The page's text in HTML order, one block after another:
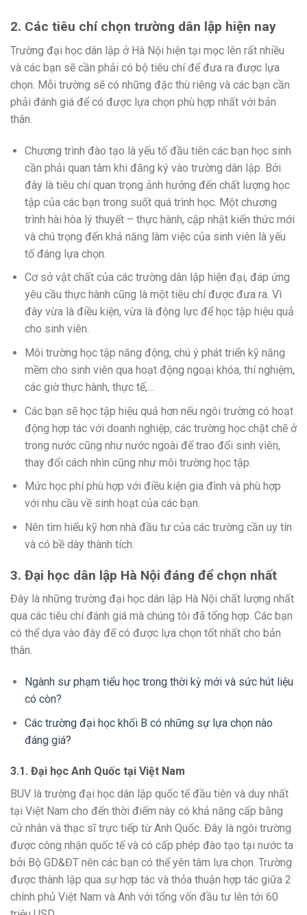
2. Các tiêu chí chọn trường dân lập hiện nay
Trường đại học dân lập ở Hà Nội hiện tại mọc lên rất nhiều
và các bạn sẽ cần phải có bộ tiêu chí để đưa ra được lựa
chọn. Mỗi trường sẽ có những đặc thù riêng và các bạn cần
phải đánh giá để có được lựa chọn phù hợp nhất với bản
thân.
Chương trình đào tạo là yếu tố đầu tiên các bạn học sinh
cần phải quan tâm khi đăng ký vào trường dân lập. Bởi
đây là tiêu chí quan trọng ảnh hưởng đến chất lượng học
tập của các bạn trong suốt quá trình học. Một chương
trình hài hòa lý thuyết – thực hành, cập nhật kiến thức mới
và chú trọng đến khả năng làm việc của sinh viên là yếu
tố đáng lựa chọn.
Cơ sở vật chất của các trường dân lập hiện đại, đáp ứng
yêu cầu thực hành cũng là một tiêu chí được đưa ra. Vì
đây vừa là điều kiện, vừa là động lực để học tập hiệu quả
cho sinh viên.
Môi trường học tập năng động, chú ý phát triển kỹ năng
mềm cho sinh viên qua hoạt động ngoại khóa, thí nghiệm,
các giờ thực hành, thực tế,…
Các bạn sẽ học tập hiệu quả hơn nếu ngôi trường có hoạt
động hợp tác với doanh nghiệp, các trường học chặt chẽ ở
trong nước cũng như nước ngoài để trao đổi sinh viên,
thay đổi cách nhìn cũng như môi trường học tập.
Mức học phí phù hợp với điều kiện gia đình và phù hợp
với nhu cầu về sinh hoạt của các bạn.
Nên tìm hiểu kỹ hơn nhà đầu tư của các trường cần uy tín
và có bề dày thành tích.
3. Đại học dân lập Hà Nội đáng để chọn nhất
Đây là những trường đại học dân lập Hà Nội chất lượng nhất
qua các tiêu chí đánh giá mà chúng tôi đã tổng hợp. Các bạn
có thể dựa vào đây để có được lựa chọn tốt nhất cho bản
thân.
Ngành sư phạm tiểu học trong thời kỳ mới và sức hút liệu
có còn?
Các trường đại học khối B có những sự lựa chọn nào
đáng giá?
3.1. Đại học Anh Quốc tại Việt Nam
BUV là trường đại học dân lập quốc tế đầu tiên và duy nhất
tại Việt Nam cho đến thời điểm này có khả năng cấp bằng
cử nhân và thạc sĩ trực tiếp từ Anh Quốc. Đây là ngôi trường
được công nhận quốc tế và có cấp phép đào tạo tại nước ta
bởi Bộ GD&ĐT nên các bạn có thể yên tâm lựa chọn. Trường
được thành lập qua sự hợp tác và thỏa thuận hợp tác giữa 2
chính phủ Việt Nam và Anh với tổng vốn đầu tư lên tới 60